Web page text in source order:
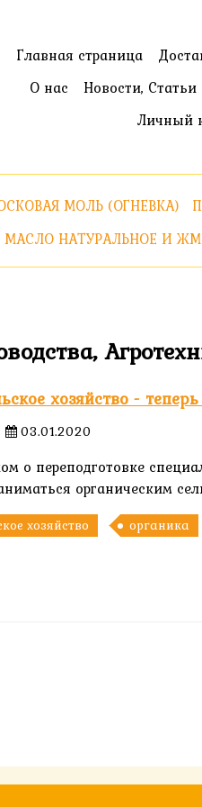
Главная страница
О нас
Новости, Статьи
Личный
МОЛЬ (ОГНЕВКА)
МАСЛО НАТУРАЛЬНОЕ И
хозяйство -
03.01.2020
о переподготовке
органическим
хозяйство органика